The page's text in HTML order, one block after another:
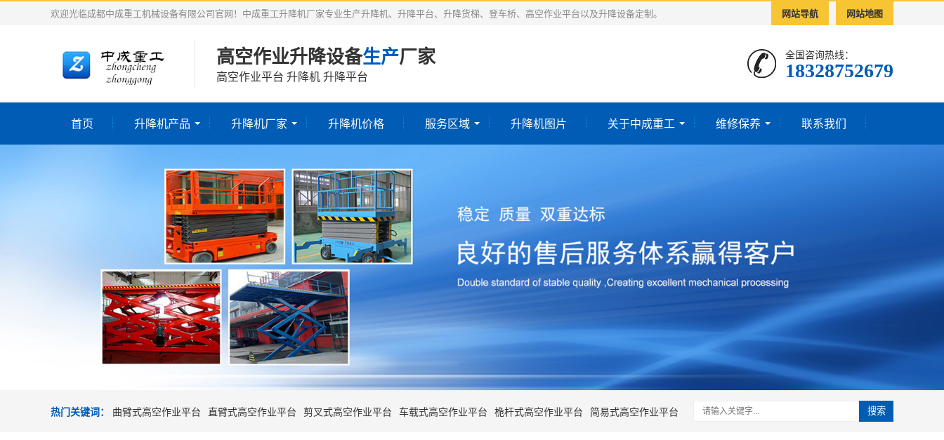
网站导航 网站地图
欢迎光临成都中成重工机械设备有限公司官网！中成重工升降机厂家专业生产升降机、升降平台、升降货梯、登车桥、高空作业平台以及升降设备定制。
高空作业升降设备生产厂家
高空作业平台 升降机 升降平台
全国咨询热线：
18328752679‬
首页 升降机产品 升降机厂家 升降机价格 服务区域 升降机图片 关于中成重工 维修保养 联系我们
热门关键词： 曲臂式高空作业平台 直臂式高空作业平台 剪叉式高空作业平台 车载式高空作业平台 桅杆式高空作业平台 简易式高空作业平台 搜索